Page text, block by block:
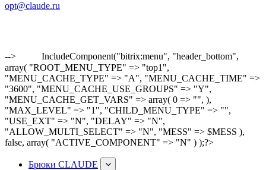
opt@claude.ru
-->
IncludeComponent("bitrix:menu", "header_bottom",
array( "ROOT_MENU_TYPE" => "top1",
"MENU_CACHE_TYPE" => "A", "MENU_CACHE_TIME" =>
"3600", "MENU_CACHE_USE_GROUPS" => "Y",
"MENU_CACHE_GET_VARS" => array( 0 => "", ),
"MAX_LEVEL" => "1", "CHILD_MENU_TYPE" => "",
"USE_EXT" => "N", "DELAY" => "N",
"ALLOW_MULTI_SELECT" => "N", "MESS" => $MESS ),
false, array( "ACTIVE_COMPONENT" => "N" ) );?>
Брюки CLAUDE